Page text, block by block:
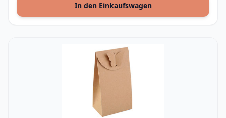
In den Einkaufswagen